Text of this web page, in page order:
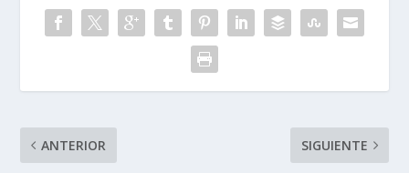
ANTERIOR SIGUIENTE